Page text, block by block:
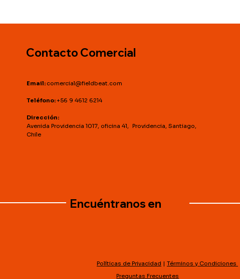
Contacto Comercial
Email: comercial@fieldbeat.com
Teléfono:+56 9 4612 6214
Dirección:
Avenida Providencia 1017, oficina 41, Providencia, Santiago,
Chile
Encuéntranos en
Políticas de Privacidad |Términos y Condiciones
Preguntas Frecuentes